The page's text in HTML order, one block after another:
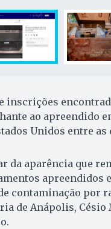
inscrições
ao apreendido
Unidos entre as
da aparência que
apreendidos
contaminação por
de Anápolis,